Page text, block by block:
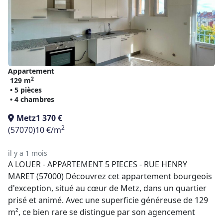
Appartement
129 m2
• 5 pièces
• 4 chambres
Metz1 370 €
(57070)10 €/m2
il y a 1 mois
A LOUER - APPARTEMENT 5 PIECES - RUE HENRY
MARET (57000) Découvrez cet appartement bourgeois
d'exception, situé au cœur de Metz, dans un quartier
prisé et animé. Avec une superficie généreuse de 129
m², ce bien rare se distingue par son agencement